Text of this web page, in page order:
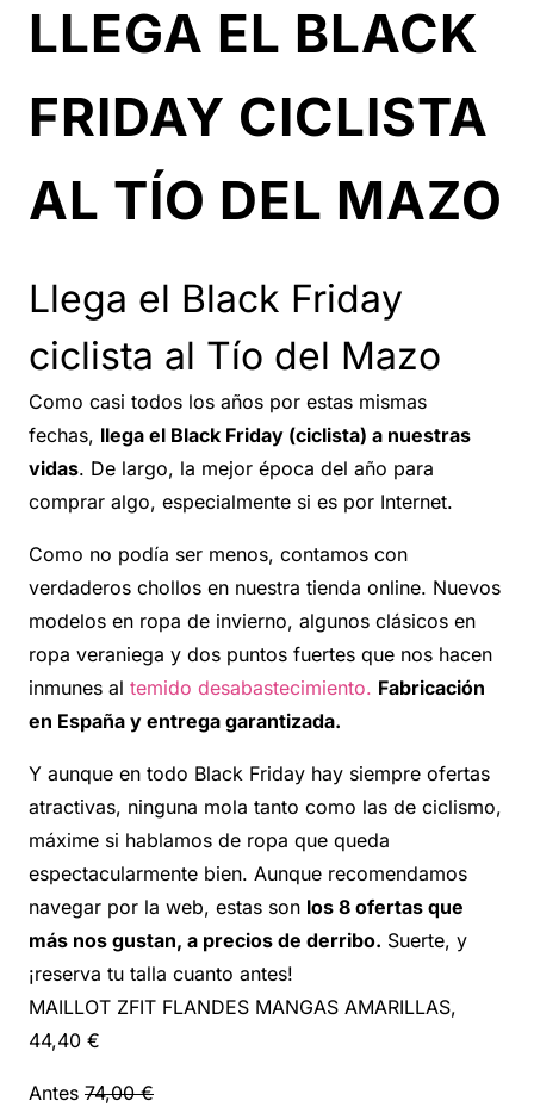
LLEGA EL BLACK
FRIDAY CICLISTA
AL TÍO DEL MAZO
Llega el Black Friday
ciclista al Tío del Mazo
Como casi todos los años por estas mismas
fechas, llega el Black Friday (ciclista) a nuestras
vidas. De largo, la mejor época del año para
comprar algo, especialmente si es por Internet.
Como no podía ser menos, contamos con
verdaderos chollos en nuestra tienda online. Nuevos
modelos en ropa de invierno, algunos clásicos en
ropa veraniega y dos puntos fuertes que nos hacen
inmunes al temido desabastecimiento. Fabricación
en España y entrega garantizada.
Y aunque en todo Black Friday hay siempre ofertas
atractivas, ninguna mola tanto como las de ciclismo,
máxime si hablamos de ropa que queda
espectacularmente bien. Aunque recomendamos
navegar por la web, estas son los 8 ofertas que
más nos gustan, a precios de derribo. Suerte, y
¡reserva tu talla cuanto antes!
MAILLOT ZFIT FLANDES MANGAS AMARILLAS,
44,40 €
Antes 74,00 €